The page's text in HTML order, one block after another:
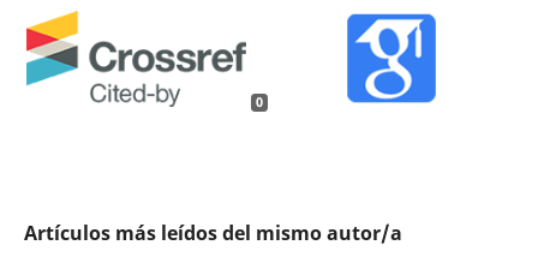
0
Artículos más leídos del mismo autor/a